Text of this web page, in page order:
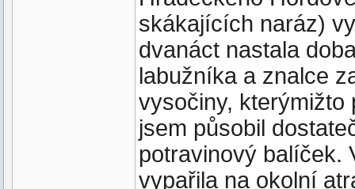
skákajících naráz)
dvanáct nastala
labužníka a znalce
vysočiny, kterýmižto
jsem působil
potravinový balíček.
vypařila na okolní